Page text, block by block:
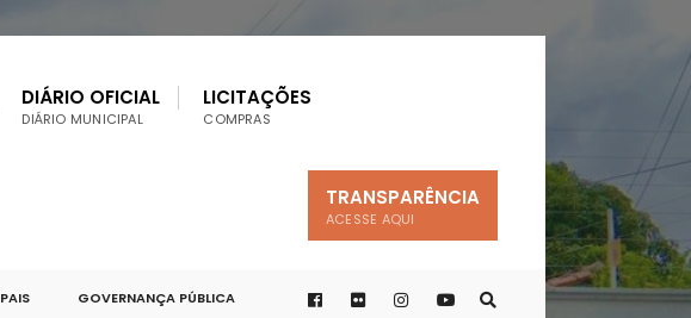
DIÁRIO OFICIAL
DIÁRIO MUNICIPAL
LICITAÇÕES
COMPRAS
TRANSPARÊNCIA
ACESSE AQUI
GOVERNANÇA PÚBLICA